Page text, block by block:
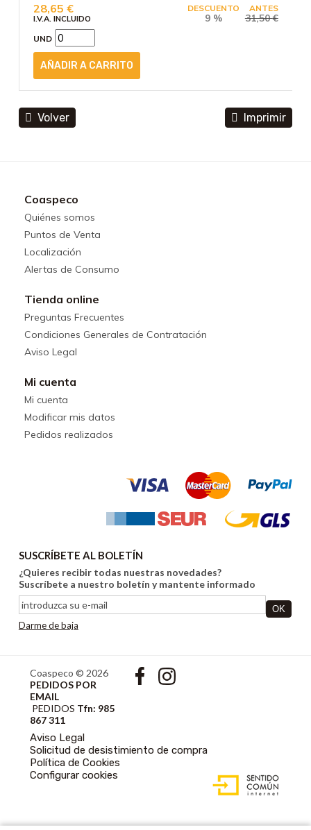
ANTES
31,50€
DESCUENTO
9 %
28,65 €
I.V.A. INCLUIDO
UND
Volver Imprimir
Coaspeco
Quiénes somos
Puntos de Venta
Localización
Alertas de Consumo
Tienda online
Preguntas Frecuentes
Condiciones Generales de Contratación
Aviso Legal
Mi cuenta
Mi cuenta
Modificar mis datos
Pedidos realizados
SUSCRÍBETE AL BOLETÍN
¿Quieres recibir todas nuestras novedades?
Suscríbete a nuestro boletín y mantente informado
Darme de baja
Coaspeco © 2026
PEDIDOS POR
EMAIL
PEDIDOS Tfn: 985
867 311
Aviso Legal
Solicitud de desistimiento de compra
Política de Cookies
Configurar cookies
ACCESIBLE CON
GESTOR DE